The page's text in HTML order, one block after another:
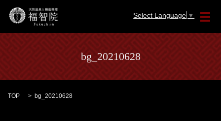
メ
Select Language ▼
bg_20210628
TOP bg_20210628